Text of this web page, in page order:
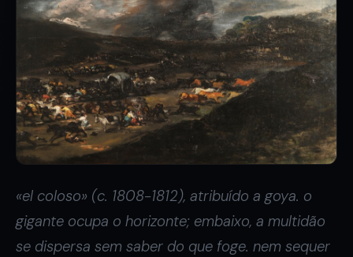
«el coloso» (c. 1808-1812), atribuído a goya. o
gigante ocupa o horizonte; embaixo, a multidão
se dispersa sem saber do que foge. nem sequer